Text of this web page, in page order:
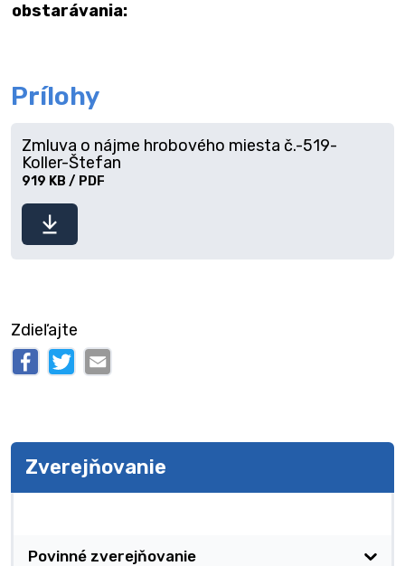
obstarávania:
Prílohy
súbor
Zmluva o nájme hrobového miesta č.-519-
Koller-Štefan
919 KB / PDF
Zdieľajte
Zverejňovanie
Povinné zverejňovanie